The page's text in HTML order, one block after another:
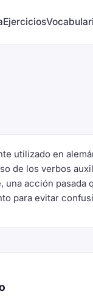
Ejercicios
utilizado en
de los verbos
acción
para evitar